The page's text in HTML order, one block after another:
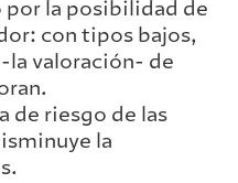
la posibilidad de
con tipos bajos,
la valoración- de
de riesgo de las
la